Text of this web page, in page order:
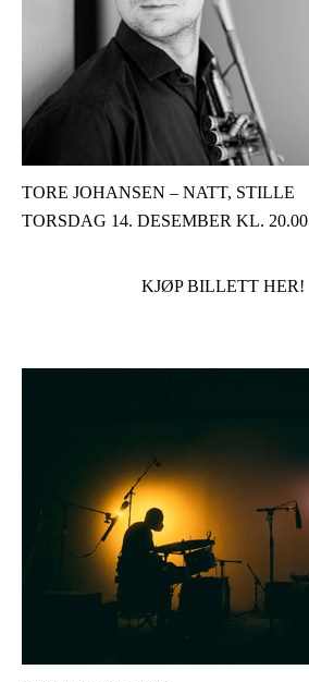
TORE JOHANSEN – NATT, STILLE
TORSDAG 14. DESEMBER KL. 20.00
KJØP BILLETT HER!